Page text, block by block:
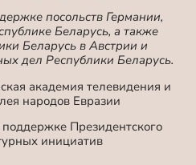
посольств Германии,
Беларусь, а также
Беларусь в Австрии и
дел Республики Беларусь.
академия телевидения и
народов Евразии
Президентского
инициатив